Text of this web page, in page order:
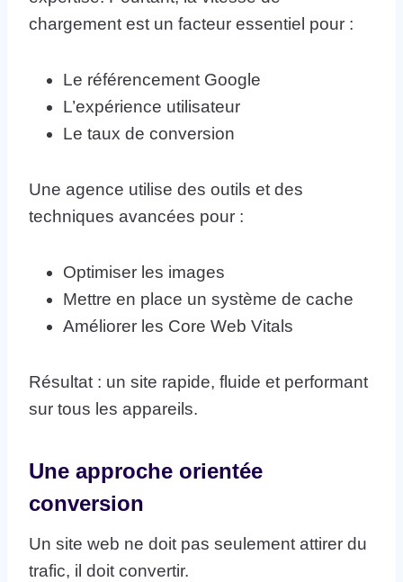
chargement est un facteur essentiel pour :
Le référencement Google
L’expérience utilisateur
Le taux de conversion
Une agence utilise des outils et des
techniques avancées pour :
Optimiser les images
Mettre en place un système de cache
Améliorer les Core Web Vitals
Résultat : un site rapide, fluide et performant
sur tous les appareils.
Une approche orientée
conversion
Un site web ne doit pas seulement attirer du
trafic, il doit convertir.